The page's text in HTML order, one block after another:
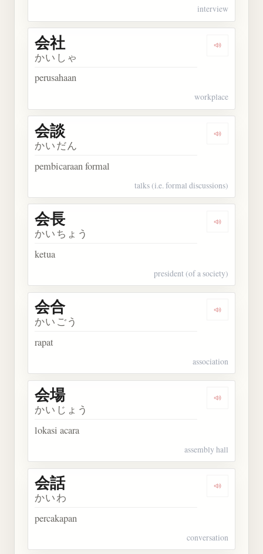
interview
Dengarkan
会社
かいしゃ
perusahaan
workplace
Dengarkan
会談
かいだん
pembicaraan formal
talks (i.e. formal discussions)
Dengarkan
会長
かいちょう
ketua
president (of a society)
Dengarkan
会合
かいごう
rapat
association
Dengarkan
会場
かいじょう
lokasi acara
assembly hall
Dengarkan
会話
かいわ
percakapan
conversation